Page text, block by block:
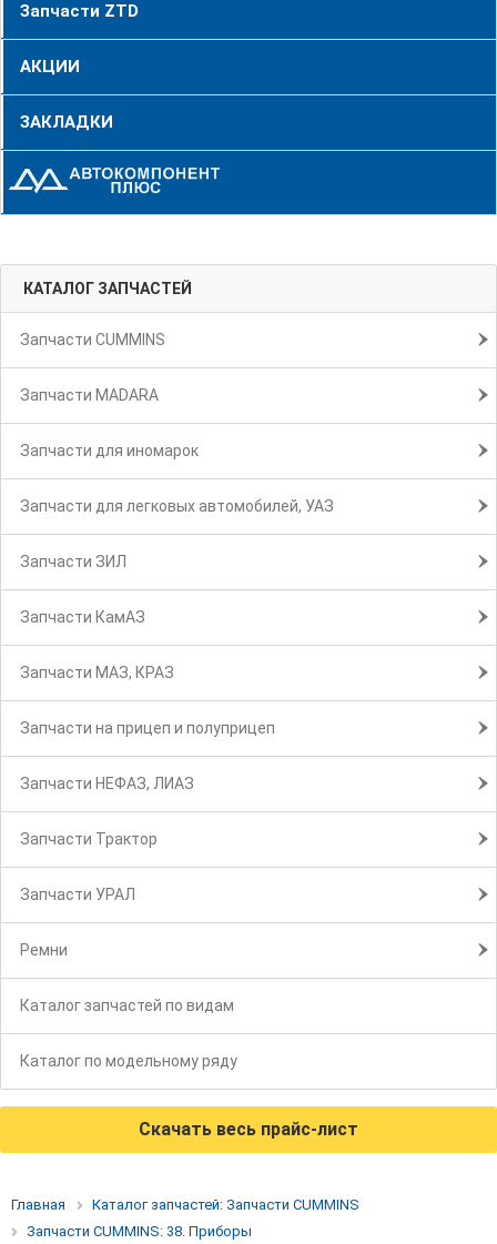
Запчасти ZTD
АКЦИИ
ЗАКЛАДКИ
КАТАЛОГ ЗАПЧАСТЕЙ
Запчасти CUMMINS
Запчасти MADARA
Запчасти для иномарок
Запчасти для легковых автомобилей, УАЗ
Запчасти ЗИЛ
Запчасти КамАЗ
Запчасти МАЗ, КРАЗ
Запчасти на прицеп и полуприцеп
Запчасти НЕФАЗ, ЛИАЗ
Запчасти Трактор
Запчасти УРАЛ
Ремни
Каталог запчастей по видам
Каталог по модельному ряду
Скачать весь прайс-лист
Главная
Каталог запчастей: Запчасти CUMMINS
Запчасти CUMMINS: 38. Приборы